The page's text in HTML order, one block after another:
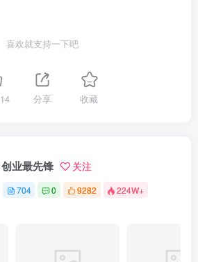
喜欢就支持一下吧
14 分享 收藏
创业最先锋 关注
704 0 9282 224W+